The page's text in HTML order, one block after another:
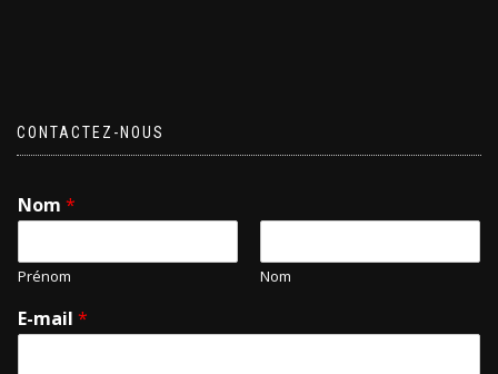
CONTACTEZ-NOUS
Nom *
Prénom Nom
E-mail *